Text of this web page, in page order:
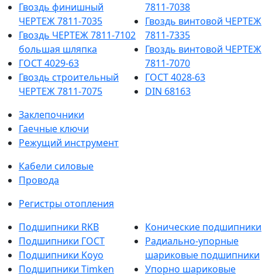
Гвоздь финишный
ЧЕРТЕЖ 7811-7035
Гвоздь ЧЕРТЕЖ 7811-7102
большая шляпка
ГОСТ 4029-63
Гвоздь строительный
ЧЕРТЕЖ 7811-7075
7811-7038
Гвоздь винтовой ЧЕРТЕЖ
7811-7335
Гвоздь винтовой ЧЕРТЕЖ
7811-7070
ГОСТ 4028-63
DIN 68163
Заклепочники
Гаечные ключи
Режущий инструмент
Кабели силовые
Провода
Регистры отопления
Подшипники RKB
Подшипники ГОСТ
Подшипники Koyo
Подшипники Timken
Конические подшипники
Радиально-упорные
шариковые подшипники
Упорно шариковые